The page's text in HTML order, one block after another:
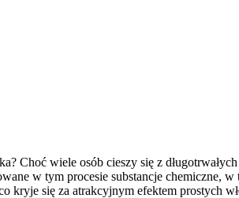
Choć wiele osób cieszy się z
w tym procesie substancje chemiczne,
kryje się za atrakcyjnym efektem prostych